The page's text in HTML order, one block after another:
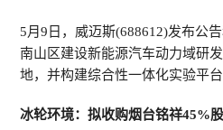
5月9日，威迈斯(688612)发布公
南山区建设新能源汽车动力域研
地，并构建综合性一体化实验平台
冰轮环境：拟收购烟台铭祥45%